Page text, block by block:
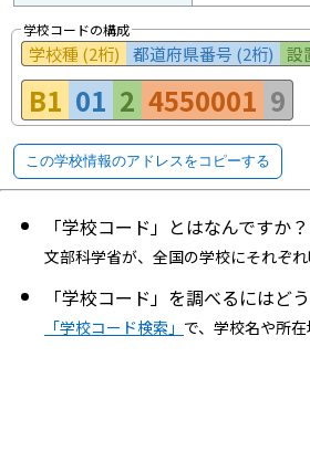
学校コードの構成
学校種 (2桁) 都道府県番号 (2桁) 設
B1 01 2 4550001 9
この学校情報のアドレスをコピーする
「学校コード」とはなんですか？
文部科学省が、全国の学校にそれぞ
「学校コード」を調べるにはど
「学校コード検索」 で、学校名や所